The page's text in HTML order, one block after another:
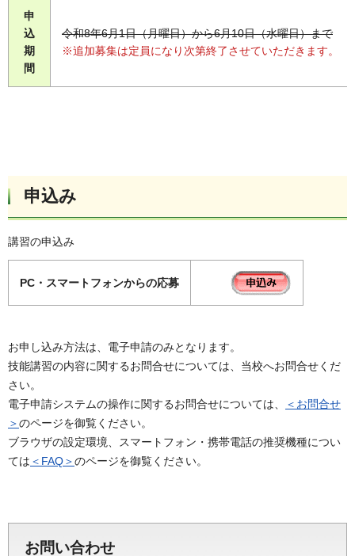
申
込
期
間
令和8年6月1日（月曜日）から6月10日（水曜日）まで
※追加募集は定員になり次第終了させていただきます。
申込み
講習の申込み
PC ・スマートフォンからの応募
お申し込み方法は、電子申請のみとなります。
技能講習の内容に関するお問合せについては、当校へお問合せくだ
さい。
電子申請システムの操作に関するお問合せについては、
＜お問合せ
＞のページを御覧ください。
ブラウザの設定環境、スマートフォン・携帯電話の推奨機種につい
ては ＜FAQ＞のページを御覧ください。
お問い合わせ